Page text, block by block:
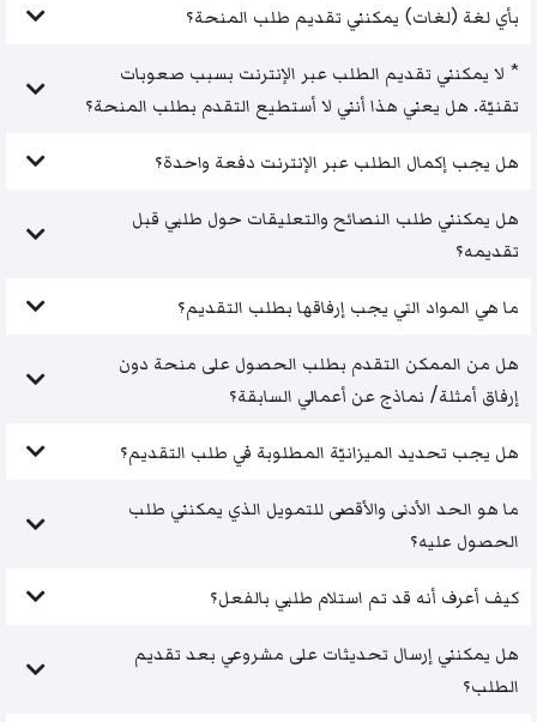
بأي لغة (لغات) يمكنني تقديم طلب المنحة؟
* لا يمكنني تقديم الطلب عبر الإنترنت بسبب صعوبات
تقنيّة. هل يعني هذا أنني لا أستطيع التقدم بطلب المنحة؟
هل يجب إكمال الطلب عبر الإنترنت دفعة واحدة؟
هل يمكنني طلب النصائح والتعليقات حول طلبي قبل
تقديمه؟
ما هي المواد التي يجب إرفاقها بطلب التقديم؟
هل من الممكن التقدم بطلب الحصول على منحة دون
إرفاق أمثلة/ نماذج عن أعمالي السابقة؟
هل يجب تحديد الميزانيّة المطلوبة في طلب التقديم؟
ما هو الحد الأدنى والأقصى للتمويل الذي يمكنني طلب
الحصول عليه؟
كيف أعرف أنه قد تم استلام طلبي بالفعل؟
هل يمكنني إرسال تحديثات على مشروعي بعد تقديم
الطلب؟